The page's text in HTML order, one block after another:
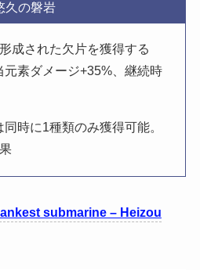
久の磐岩
成された欠片を獲得する
元素ダメージ+35%、継続時
時に1種類のみ獲得可能。
submarine – Heizou